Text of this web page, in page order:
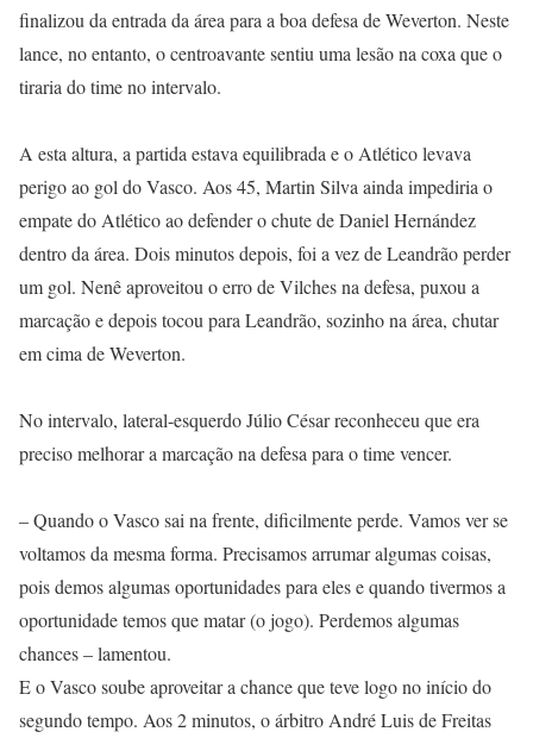
finalizou da entrada da área para a boa defesa de Weverton. Neste
lance, no entanto, o centroavante sentiu uma lesão na coxa que o
tiraria do time no intervalo.
A esta altura, a partida estava equilibrada e o Atlético levava
perigo ao gol do Vasco. Aos 45, Martin Silva ainda impediria o
empate do Atlético ao defender o chute de Daniel Hernández
dentro da área. Dois minutos depois, foi a vez de Leandrão perder
um gol. Nenê aproveitou o erro de Vilches na defesa, puxou a
marcação e depois tocou para Leandrão, sozinho na área, chutar
em cima de Weverton.
No intervalo, lateral-esquerdo Júlio César reconheceu que era
preciso melhorar a marcação na defesa para o time vencer.
– Quando o Vasco sai na frente, dificilmente perde. Vamos ver se
voltamos da mesma forma. Precisamos arrumar algumas coisas,
pois demos algumas oportunidades para eles e quando tivermos a
oportunidade temos que matar (o jogo). Perdemos algumas
chances – lamentou.
E o Vasco soube aproveitar a chance que teve logo no início do
segundo tempo. Aos 2 minutos, o árbitro André Luis de Freitas